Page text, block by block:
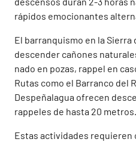
rápidos emocionantes
El barranquismo en la Sierra
descender cañones
nado en pozas, rappel en
Rutas como el Barranco del
Despeñalagua ofrecen
rappeles de hasta 20 metros.
Estas actividades requieren